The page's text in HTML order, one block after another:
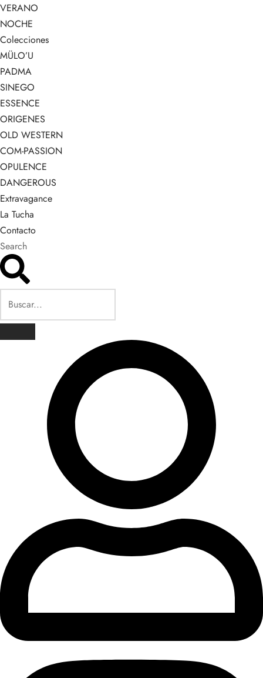
VERANO
NOCHE
Colecciones
MÜLO’U
PADMA
SINEGO
ESSENCE
ORIGENES
OLD WESTERN
COM-PASSION
OPULENCE
DANGEROUS
Extravagance
La Tucha
Contacto
Search